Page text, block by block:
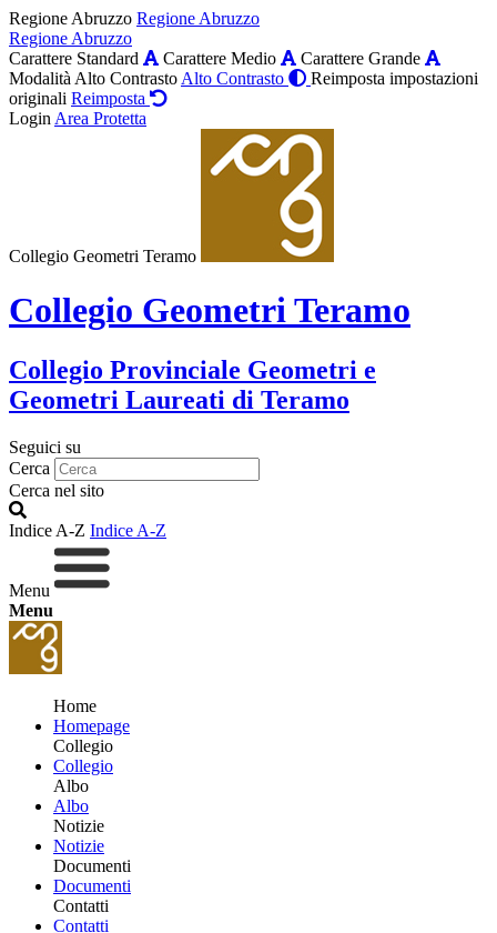
Regione Abruzzo Regione Abruzzo
Regione Abruzzo
Carattere Standard
Carattere Medio
Carattere Grande
Modalità Alto Contrasto Alto Contrasto
Reimposta impostazioni
originali Reimposta
Login Area Protetta
Collegio Geometri Teramo
Collegio Geometri Teramo
Collegio Provinciale Geometri e
Geometri Laureati di Teramo
Seguici su
Cerca
Cerca nel sito
Indice A-Z Indice A-Z
Menu
Menu
Home
Homepage
Collegio
Collegio
Albo
Albo
Notizie
Notizie
Documenti
Documenti
Contatti
Contatti